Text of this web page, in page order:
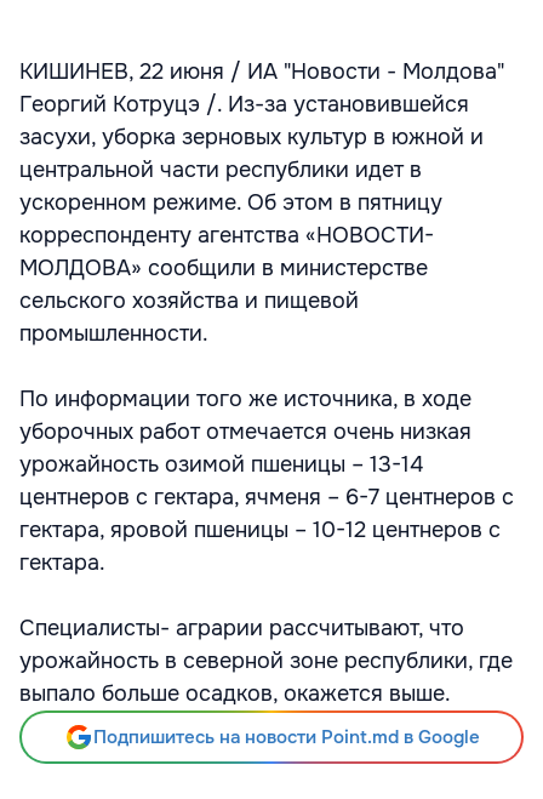
КИШИНЕВ, 22 июня / ИА "Новости - Молдова"
Георгий Котруцэ /. Из-за установившейся
засухи, уборка зерновых культур в южной и
центральной части республики идет в
ускоренном режиме. Об этом в пятницу
корреспонденту агентства «НОВОСТИ-
МОЛДОВА» сообщили в министерстве
сельского хозяйства и пищевой
промышленности.
По информации того же источника, в ходе
уборочных работ отмечается очень низкая
урожайность озимой пшеницы – 13-14
центнеров с гектара, ячменя – 6-7 центнеров с
гектара, яровой пшеницы – 10-12 центнеров с
гектара.
Специалисты- аграрии рассчитывают, что
урожайность в северной зоне республики, где
выпало больше осадков, окажется выше.
Подпишитесь на новости Point.md в Google